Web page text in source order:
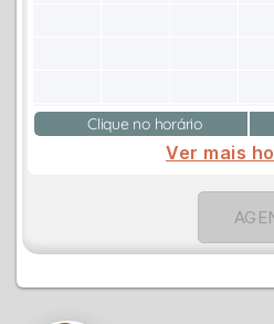
Clique no horário
Ver mais